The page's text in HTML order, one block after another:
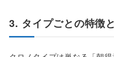
3. タイプごとの特徴